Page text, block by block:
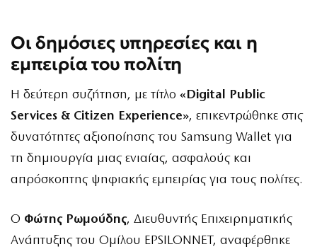
Οι δημόσιες υπηρεσίες και η
εμπειρία του πολίτη
Η δεύτερη συζήτηση, με τίτλο «Digital Public
Services & Citizen Experience», επικεντρώθηκε στις
δυνατότητες αξιοποίησης του Samsung Wallet για
τη δημιουργία μιας ενιαίας, ασφαλούς και
απρόσκοπτης ψηφιακής εμπειρίας για τους πολίτες.
Ο Φώτης Ρωμούδης, Διευθυντής Επιχειρηματικής
Ανάπτυξης του Ομίλου EPSILONNET, αναφέρθηκε